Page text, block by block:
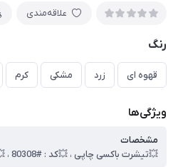
علاقه‌مندی
رنگ
قهوه ای زرد مشکی کرم
ویژگی‌ها
مشخصات